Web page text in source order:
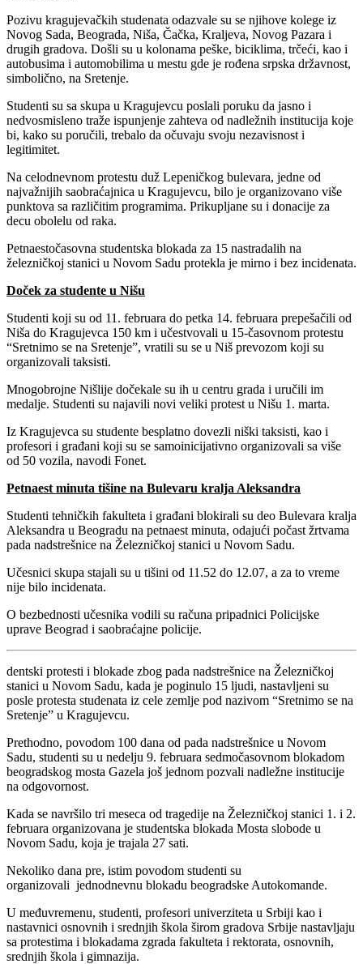
Pozivu kragujevačkih studenata odazvale su se njihove kolege iz
Novog Sada, Beograda, Niša, Čačka, Kraljeva, Novog Pazara i
drugih gradova. Došli su u kolonama peške, biciklima, trčeći, kao i
autobusima i automobilima u mestu gde je rođena srpska državnost,
simbolično, na Sretenje.
Studenti su sa skupa u Kragujevcu poslali poruku da jasno i
nedvosmisleno traže ispunjenje zahteva od nadležnih institucija koje
bi, kako su poručili, trebalo da očuvaju svoju nezavisnost i
legitimitet.
Na celodnevnom protestu duž Lepeničkog bulevara, jedne od
najvažnijih saobraćajnica u Kragujevcu, bilo je organizovano više
punktova sa različitim programima. Prikupljane su i donacije za
decu obolelu od raka.
Petnaestočasovna studentska blokada za 15 nastradalih na
železničkoj stanici u Novom Sadu protekla je mirno i bez incidenata.
Doček za studente u Nišu
Studenti koji su od 11. februara do petka 14. februara prepešačili od
Niša do Kragujevca 150 km i učestvovali u 15-časovnom protestu
“Sretnimo se na Sretenje”, vratili su se u Niš prevozom koji su
organizovali taksisti.
Mnogobrojne Nišlije dočekale su ih u centru grada i uručili im
medalje. Studenti su najavili novi veliki protest u Nišu 1. marta.
Iz Kragujevca su studente besplatno dovezli niški taksisti, kao i
profesori i građani koji su se samoinicijativno organizovali sa više
od 50 vozila, navodi Fonet.
Petnaest minuta tišine na Bulevaru kralja Aleksandra
Studenti tehničkih fakulteta i građani blokirali su deo Bulevara kralja
Aleksandra u Beogradu na petnaest minuta, odajući počast žrtvama
pada nadstrešnice na Železničkoj stanici u Novom Sadu.
Učesnici skupa stajali su u tišini od 11.52 do 12.07, a za to vreme
nije bilo incidenata.
O bezbednosti učesnika vodili su računa pripadnici Policijske
uprave Beograd i saobraćajne policije.
dentski protesti i blokade zbog pada nadstrešnice na Železničkoj
stanici u Novom Sadu, kada je poginulo 15 ljudi, nastavljeni su
posle protesta studenata iz cele zemlje pod nazivom “Sretnimo se na
Sretenje” u Kragujevcu.
Prethodno, povodom 100 dana od pada nadstrešnice u Novom
Sadu, studenti su u nedelju 9. februara sedmočasovnom blokadom
beogradskog mosta Gazela još jednom pozvali nadležne institucije
na odgovornost.
Kada se navršilo tri meseca od tragedije na Železničkoj stanici 1. i 2.
februara organizovana je studentska blokada Mosta slobode u
Novom Sadu, koja je trajala 27 sati.
Nekoliko dana pre, istim povodom studenti su
organizovali jednodnevnu blokadu beogradske Autokomande.
U međuvremenu, studenti, profesori univerziteta u Srbiji kao i
nastavnici osnovnih i srednjih škola širom gradova Srbije nastavljaju
sa protestima i blokadama zgrada fakulteta i rektorata, osnovnih,
srednjih škola i gimnazija.